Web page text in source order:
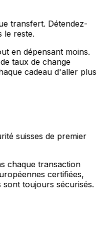
transfert. Détendez-
le reste.
en dépensant moins.
taux de change
cadeau d'aller plus
suisses de premier
chaque transaction
certifiées,
toujours sécurisés.